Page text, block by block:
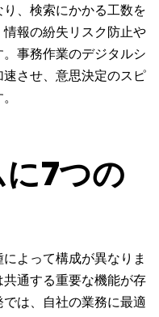
、検索にかかる工数を
報の紛失リスク防止や
事務作業のデジタルシ
させ、意思決定のスピ
7つの
よって構成が異なりま
通する重要な機能が存
は、自社の業務に最適